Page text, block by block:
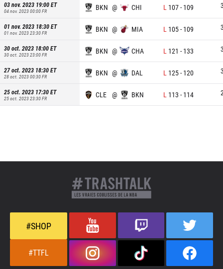
03 nov. 2023 19:00ET
04 nov. 2023 00:00FR BKN @ CHI L 107- 109
01 nov. 2023 18:30ET
01 nov. 2023 23:30FR BKN @ MIA L 105- 109
30 oct. 2023 18:00ET
30 oct. 2023 23:00FR BKN @ CHA L 121 - 133
27 oct. 2023 18:30ET
28 oct. 2023 00:30FR BKN @ DAL L 125- 120
25 oct. 2023 17:30ET
25 oct. 2023 23:30FR CLE @ BKN L 113 - 114
#SHOP
#TTFL